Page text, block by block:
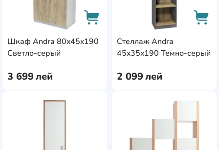
Шкаф Andra 80x45x190
Светло-серый
3 699лей
AddCardToCart
Стеллаж Andra
45x35x190 Темно-серый
2 099лей